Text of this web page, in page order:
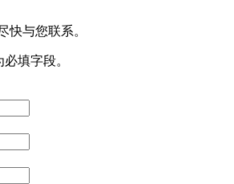
快与您联系。
填字段。